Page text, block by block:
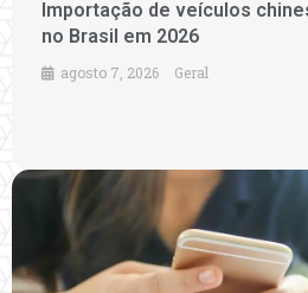
Importação de veículos
no Brasil em 2026
agosto 7, 2026 Geral